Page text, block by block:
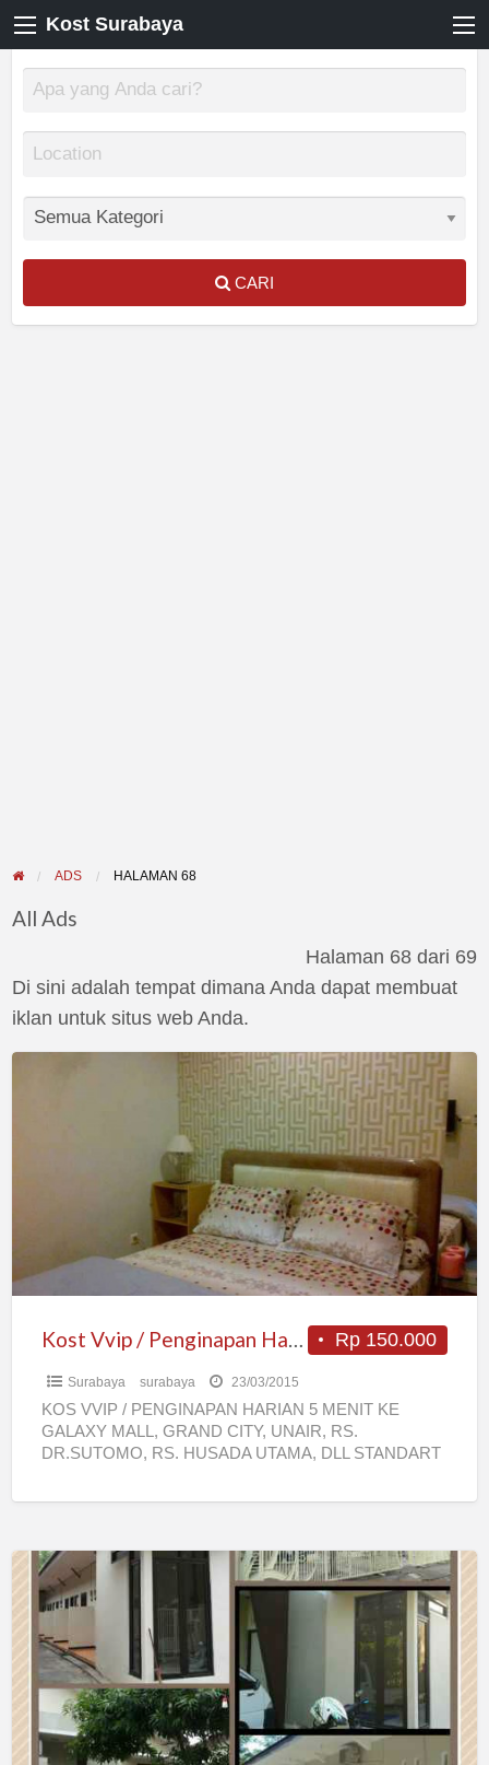
Kost Surabaya
CARI
ADS HALAMAN 68
All Ads
Halaman 68 dari 69
Di sini adalah tempat dimana Anda dapat membuat
iklan untuk situs web Anda.
Rp 150.000
Kost Vvip / Penginapan Harian Dharmahusada Surabaya
Surabaya surabaya 23/03/2015
KOS VVIP / PENGINAPAN HARIAN 5 MENIT KE
GALAXY MALL, GRAND CITY, UNAIR, RS.
DR.SUTOMO, RS. HUSADA UTAMA, DLL STANDART
Kos
Eksekutif
Murah
Dekat
Bandara
Juanda
Surabaya